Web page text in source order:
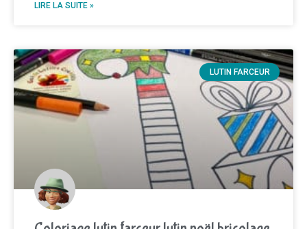
LIRE LA SUITE »
LUTIN FARCEUR